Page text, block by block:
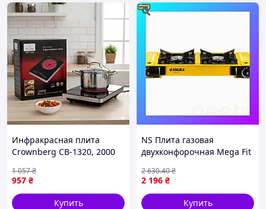
Инфракрасная плита
Crownberg CB-1320, 2000
электроплита со
стеклокерамической
поверхностью
957 ₴
1 057₴
Купить
NS Плита газовая
двухконфорочная Mega Fit
адаптером Comfort (кейс)
SIGMA (2903461) Nes22/Q
2 196 ₴
2 630.40₴
Купить